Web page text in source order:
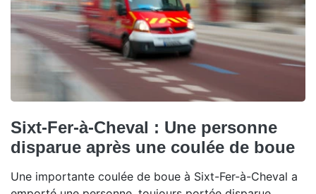
Sixt-Fer-à-Cheval : Une personne
disparue après une coulée de boue
Une importante coulée de boue à Sixt-Fer-à-Cheval a